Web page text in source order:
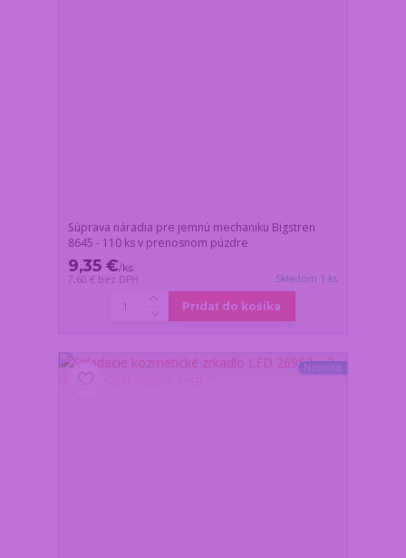
Súprava náradia pre jemnú mechaniku Bigstren
8645 - 110 ks v prenosnom púzdre
9,35 €/ks
7,60 € bez DPH Skladom 1 ks
Pridať do košíka
Novinka